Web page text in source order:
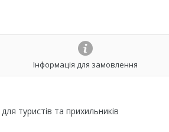
Інформація для замовлення
туристів та прихильників